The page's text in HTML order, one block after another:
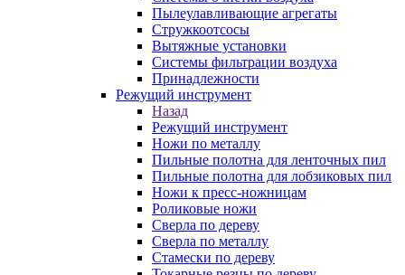
Пылеулавливающие агрегаты
Стружкоотсосы
Вытяжные установки
Системы фильтрации воздуха
Принадлежности
Режущий инструмент
Назад
Режущий инструмент
Ножи по металлу
Пильные полотна для ленточных пил
Пильные полотна для лобзиковых пил
Ножи к пресс-ножницам
Роликовые ножи
Сверла по дереву
Сверла по металлу
Стамески по дереву